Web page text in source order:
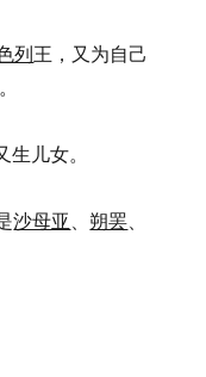
列王，又为自己
生儿女。
沙母亚 、朔罢、